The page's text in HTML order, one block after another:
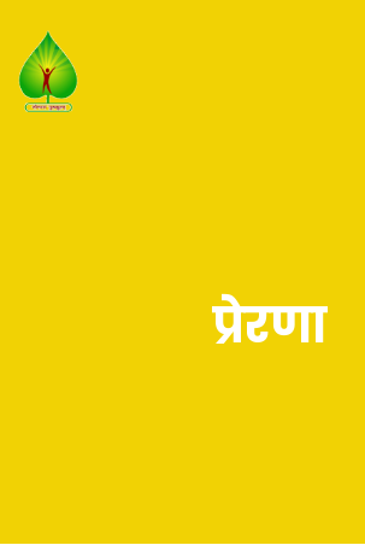
प्रेरणा